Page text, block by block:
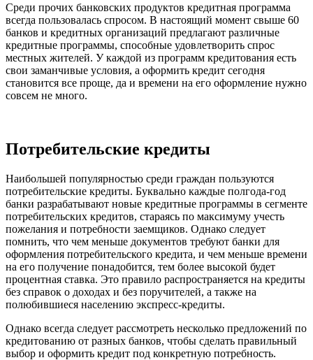
Среди прочих банковских продуктов кредитная программа
всегда пользовалась спросом. В настоящий момент свыше 60
банков и кредитных организаций предлагают различные
кредитные программы, способные удовлетворить спрос
местных жителей. У каждой из программ кредитования есть
свои заманчивые условия, а оформить кредит сегодня
становится все проще, да и времени на его оформление нужно
совсем не много.
Потребительские кредиты
Наибольшей популярностью среди граждан пользуются
потребительские кредиты. Буквально каждые полгода-год
банки разрабатывают новые кредитные программы в сегменте
потребительских кредитов, стараясь по максимуму учесть
пожелания и потребности заемщиков. Однако следует
помнить, что чем меньше документов требуют банки для
оформления потребительского кредита, и чем меньше времени
на его получение понадобится, тем более высокой будет
процентная ставка. Это правило распространяется на кредиты
без справок о доходах и без поручителей, а также на
полюбившиеся населению экспресс-кредиты.
Однако всегда следует рассмотреть несколько предложений по
кредитованию от разных банков, чтобы сделать правильный
выбор и оформить кредит под конкретную потребность.